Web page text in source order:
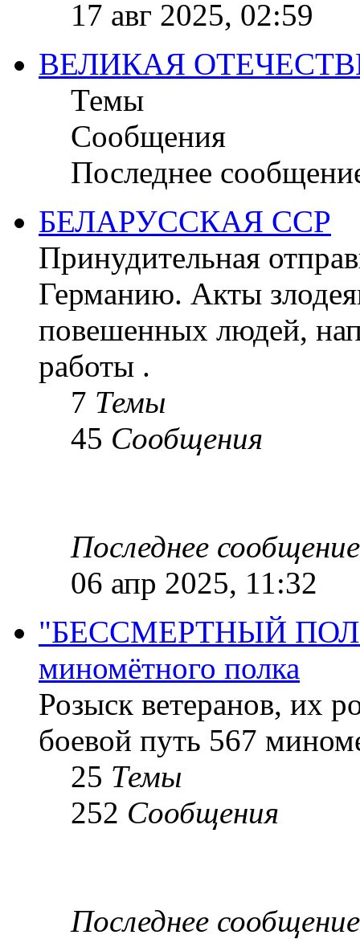
17 авг 2025, 02:59
ВЕЛИКАЯ
Темы
Сообщения
Последнее
БЕЛАРУССКАЯ ССР
Принудительная
Германию. Акты
повешенных людей,
работы .
7 Темы
45 Сообщения
Последнее сообщение
06 апр 2025, 11:32
"БЕССМЕРТНЫЙ ПОЛК
миномётного полка
Розыск ветеранов, их
боевой путь 567
25 Темы
252 Сообщения
Последнее сообщение